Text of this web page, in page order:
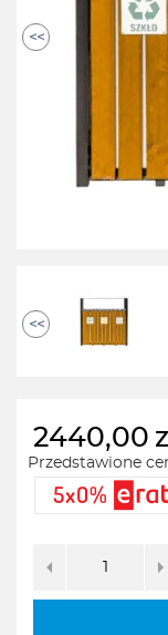
<<
<<
2440,00
Przedstawione